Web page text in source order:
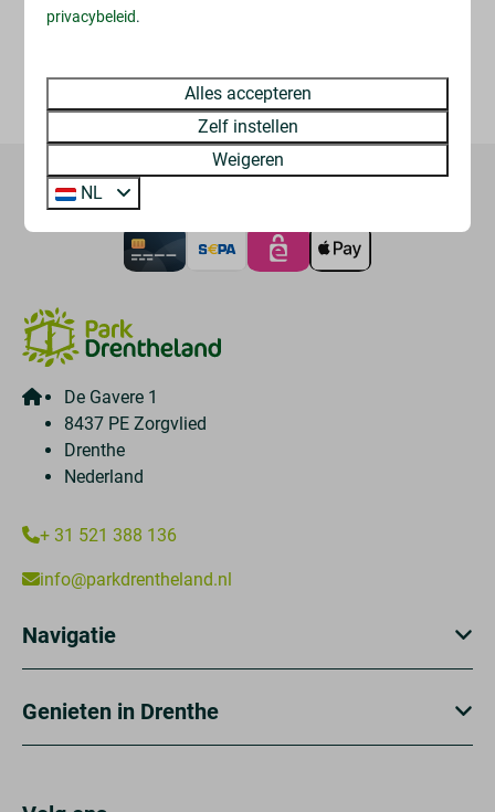
NEEM CONTACT MET ONS OP
ONTDEK ONZE ANDERE VACATURES
Veilig betalen
De Gavere 1
8437 PE Zorgvlied
Drenthe
Nederland
+ 31 521 388 136
info@parkdrentheland.nl
Navigatie
Genieten in Drenthe
privacybeleid.
Alles accepteren
Zelf instellen
Weigeren
NL